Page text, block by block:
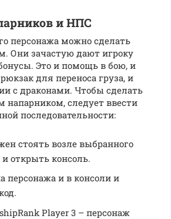
и НПС
персонажа можно сделать
Они зачастую дают игроку
Это и помощь в бою, и
для переноса груза, и
с драконами. Чтобы сделать
напарником, следует ввести
последовательности:
стоять возле выбранного
открыть консоль.
персонажа и в консоли и
Player 3 – персонаж